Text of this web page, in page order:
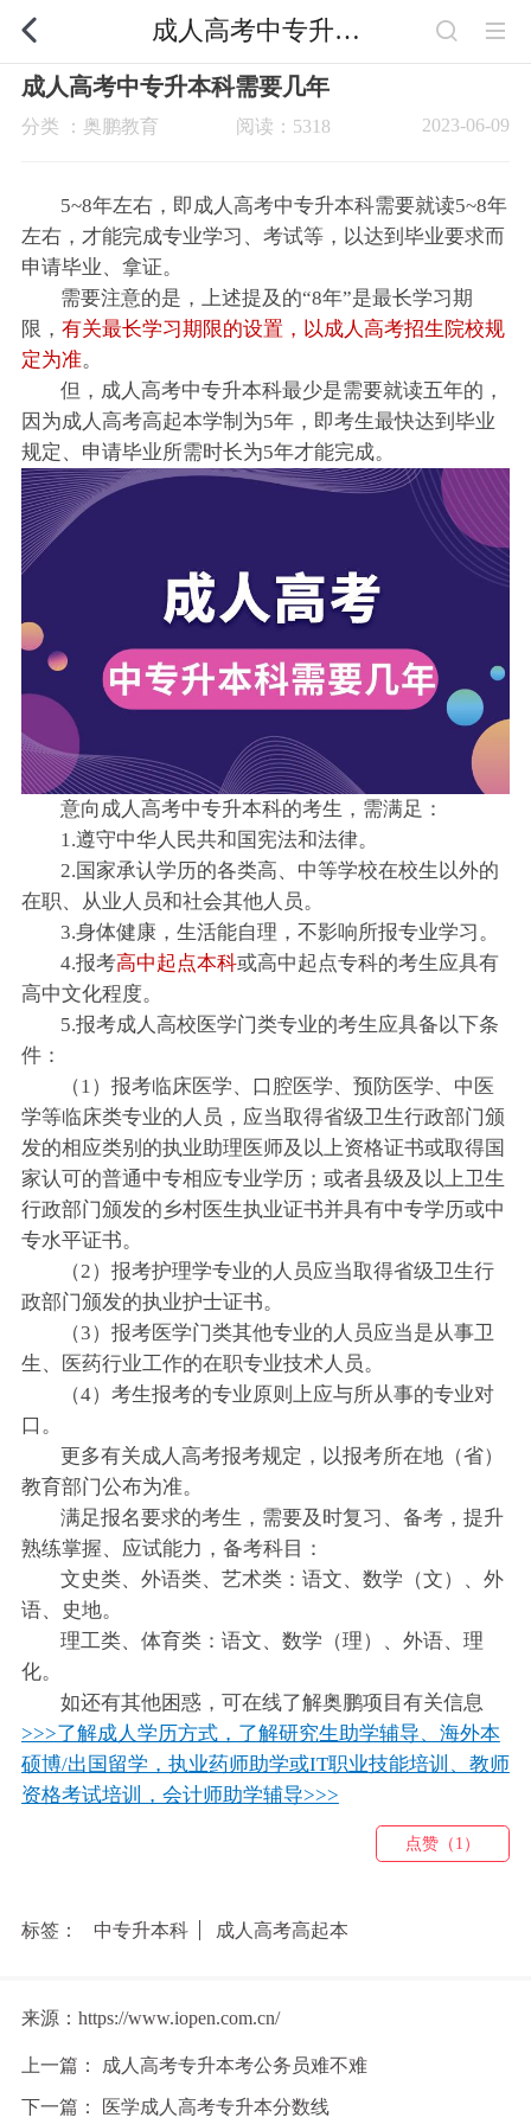
成人高考中专升本科需要几年
成人高考中专升本科需要几年
分类 ：奥鹏教育 2023-06-09
阅读：5318
5~8年左右，即成人高考中专升本科需要就读5~8年
左右，才能完成专业学习、考试等，以达到毕业要求而
申请毕业、拿证。
需要注意的是，上述提及的“8年”是最长学习期
限， 有关最长学习期限的设置，以成人高考招生院校规
定为准。
但，成人高考中专升本科最少是需要就读五年的，
因为成人高考高起本学制为5年，即考生最快达到毕业
规定、申请毕业所需时长为5年才能完成。
意向成人高考中专升本科的考生，需满足：
1.遵守中华人民共和国宪法和法律。
2.国家承认学历的各类高、中等学校在校生以外的
在职、从业人员和社会其他人员。
3.身体健康，生活能自理，不影响所报专业学习。
4.报考高中起点本科或高中起点专科的考生应具有
高中文化程度。
5.报考成人高校医学门类专业的考生应具备以下条
件：
（1）报考临床医学、口腔医学、预防医学、中医
学等临床类专业的人员，应当取得省级卫生行政部门颁
发的相应类别的执业助理医师及以上资格证书或取得国
家认可的普通中专相应专业学历；或者县级及以上卫生
行政部门颁发的乡村医生执业证书并具有中专学历或中
专水平证书。
（2）报考护理学专业的人员应当取得省级卫生行
政部门颁发的执业护士证书。
（3）报考医学门类其他专业的人员应当是从事卫
生、医药行业工作的在职专业技术人员。
（4）考生报考的专业原则上应与所从事的专业对
口。
更多有关成人高考报考规定，以报考所在地（省）
教育部门公布为准。
满足报名要求的考生，需要及时复习、备考，提升
熟练掌握、应试能力，备考科目：
文史类、外语类、艺术类：语文、数学（文）、外
语、史地。
理工类、体育类：语文、数学（理）、外语、理
化。
如还有其他困惑，可在线了解奥鹏项目有关信息
>>>了解成人学历方式，了解研究生助学辅导、海外本
硕博/出国留学，执业药师助学或IT职业技能培训、教师
资格考试培训，会计师助学辅导>>>
点赞（1）
标签： 中专升本科 成人高考高起本
来源：https://www.iopen.com.cn/
上一篇： 成人高考专升本考公务员难不难
下一篇： 医学成人高考专升本分数线